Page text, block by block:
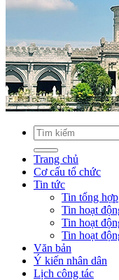
Trang chủ
Cơ cấu tổ chức
Tin tức
Tin tổng hợp
Tin hoạt
Tin hoạt
Tin hoạt
Văn bản
Ý kiến nhân dân
Lịch công tác